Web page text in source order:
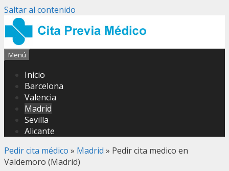
Saltar al contenido
Menú
Inicio
Barcelona
Valencia
Madrid
Sevilla
Alicante
Pedir cita médico » Madrid » Pedir cita medico en
Valdemoro (Madrid)